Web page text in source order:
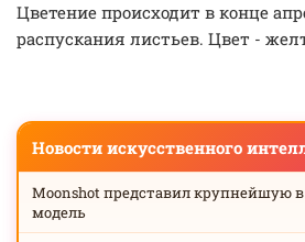
Цветение происходит в конце
распускания листьев. Цвет -
Новости искусственного
Moonshot представил крупнейшую
модель